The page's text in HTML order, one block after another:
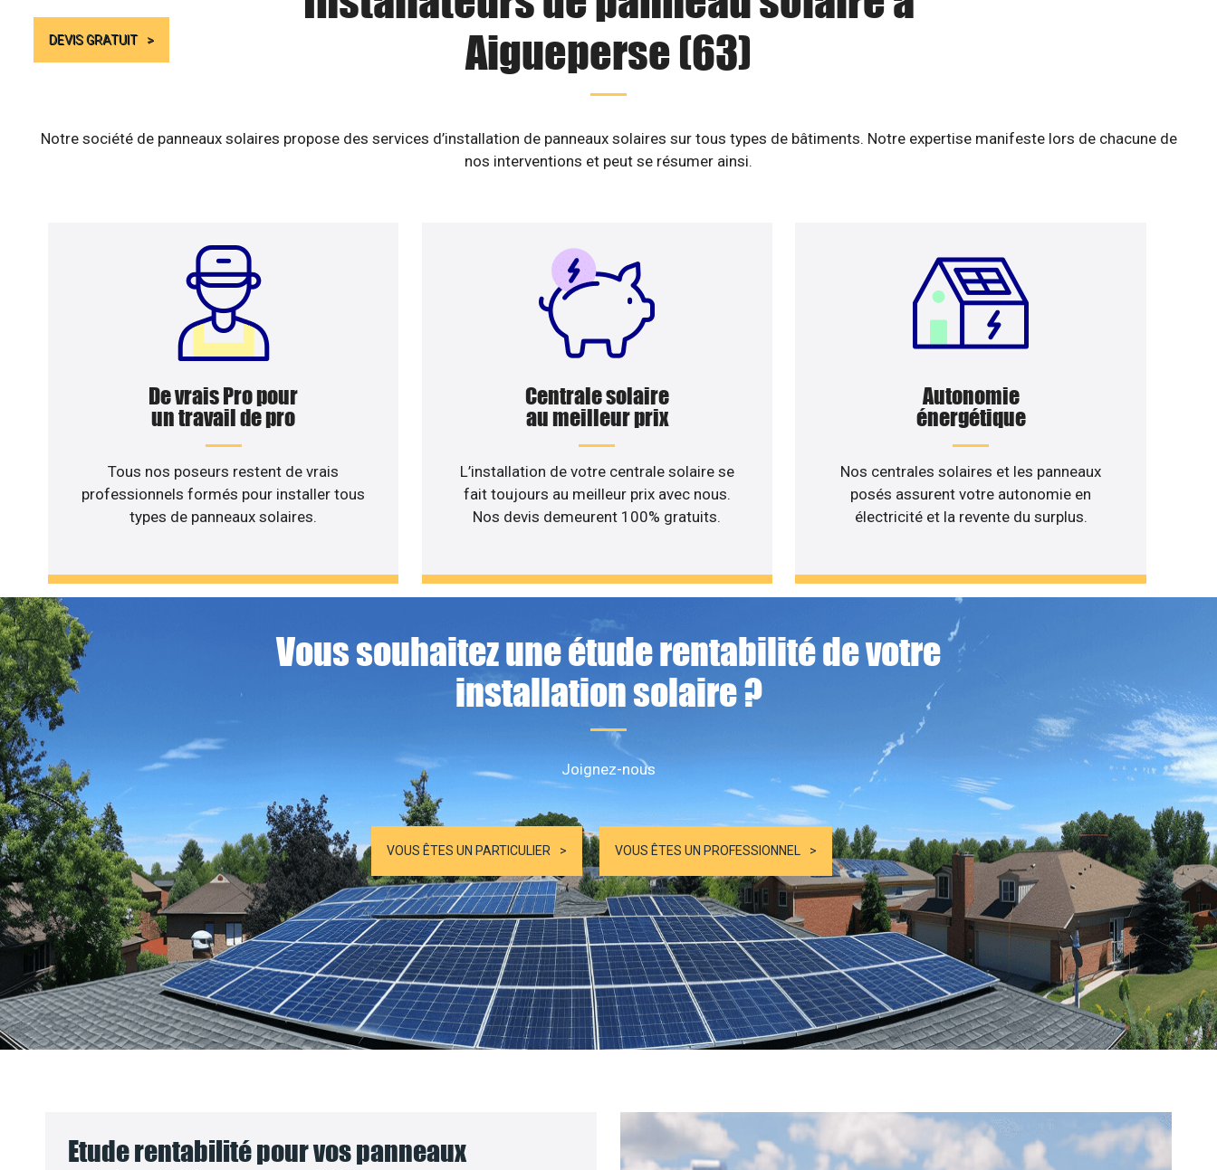
DEVIS GRATUIT
Aigueperse (63)
Notre société de panneaux solaires propose des services d’installation de panneaux solaires sur tous types de bâtiments. Notre expertise manifeste lors de chacune de
nos interventions et peut se résumer ainsi.
De vrais Pro pour
un travail de pro
Tous nos poseurs restent de vrais
professionnels formés pour installer tous
types de panneaux solaires.
Centrale solaire
au meilleur prix
L’installation de votre centrale solaire se
fait toujours au meilleur prix avec nous.
Nos devis demeurent 100% gratuits.
Autonomie
énergétique
Nos centrales solaires et les panneaux
posés assurent votre autonomie en
électricité et la revente du surplus.
Vous souhaitez une étude rentabilité de votre
installation solaire ?
Joignez-nous
VOUS ÊTES UN PARTICULIER VOUS ÊTES UN PROFESSIONNEL
Etude rentabilité pour vos panneaux